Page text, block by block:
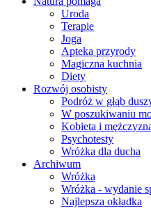
Uroda
Terapie
Joga
Apteka przyrody
Magiczna kuchnia
Diety
Rozwój osobisty
Podróż w głąb
W poszukiwaniu
Kobieta i
Psychotesty
Wróżka dla ducha
Archiwum
Wróżka
Wróżka - wydanie
Najlepsza okładka